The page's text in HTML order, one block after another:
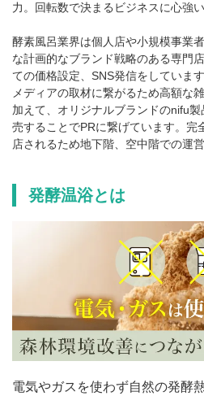
力。回転数で決まるビジネスに心強
酵素風呂業界は個人店や小規模事業
な計画的なブランド戦略のある専門
ての価格設定、SNS発信をしていま
メディアの取材に繋がるため高額な
加えて、オリジナルブランドのnifu
売することでPRに繋げています。完
店されるため地下階、空中階での運
発酵温浴とは
電気やガスを使わず自然の発酵